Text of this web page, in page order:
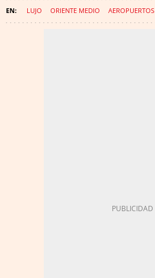
LUJO ORIENTE MEDIO AEROPUERTOS